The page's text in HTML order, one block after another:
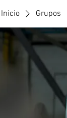
Inicio Grupos